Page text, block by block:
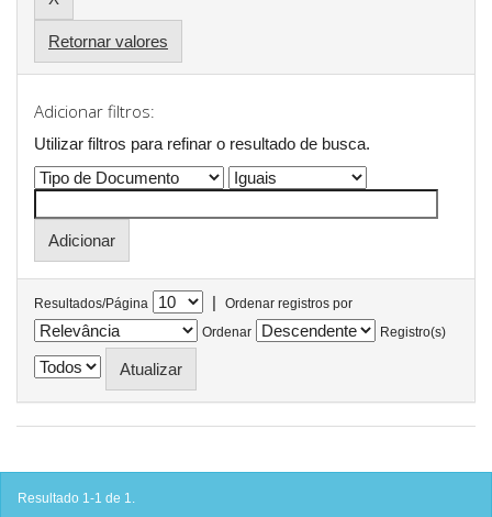
Retornar valores
Adicionar filtros:
Utilizar filtros para refinar o resultado de busca.
Resultados/Página |
Ordenar registros por
Ordenar
Registro(s)
Resultado 1-1 de 1.